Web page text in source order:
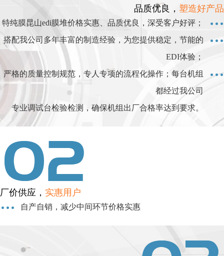
品质优良， 塑造好产品
特纯膜昆山edi膜堆价格实惠、品质优良，深受客户好评；
搭配我公司多年丰富的制造经验，为您提供稳定，节能的
EDI体验；
严格的质量控制规范，专人专项的流程化操作；每台机组
都经过我公司
专业调试台检验检测，确保机组出厂合格率达到要求。
厂价供应， 实惠用户
自产自销，减少中间环节价格实惠